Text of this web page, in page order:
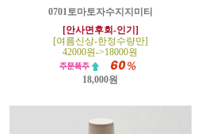
0701토마토자수지지미티
[안사면후회-인기]
[여름신상-한정수량만]
42000원->18000원
18,000원